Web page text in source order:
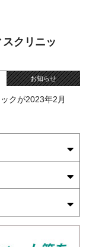
クリニッ
お知らせ
クが2023年2月